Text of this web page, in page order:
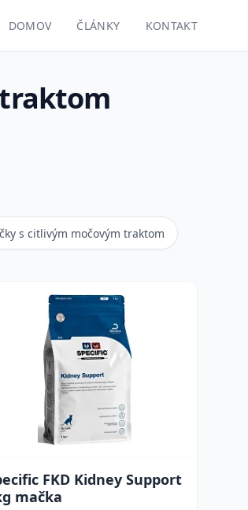
DOMOV ČLÁNKY KONTAKT
s citlivým močovým traktom
FKD Kidney Support
mačka